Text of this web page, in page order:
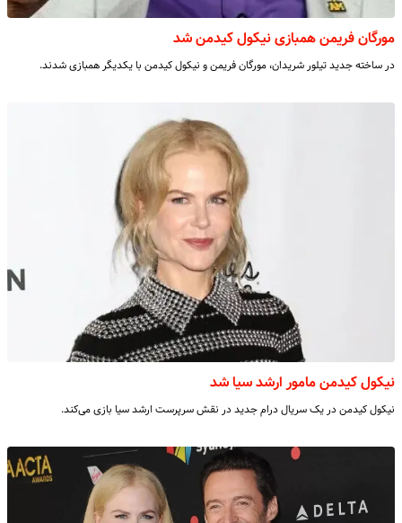
مورگان فریمن همبازی نیکول کیدمن شد
در ساخته جدید تیلور شریدان، مورگان فریمن و نیکول کیدمن با یکدیگر همبازی شدند.
نیکول کیدمن مامور ارشد سیا شد
نیکول کیدمن در یک سریال درام جدید در نقش سرپرست ارشد سیا بازی می‌کند.